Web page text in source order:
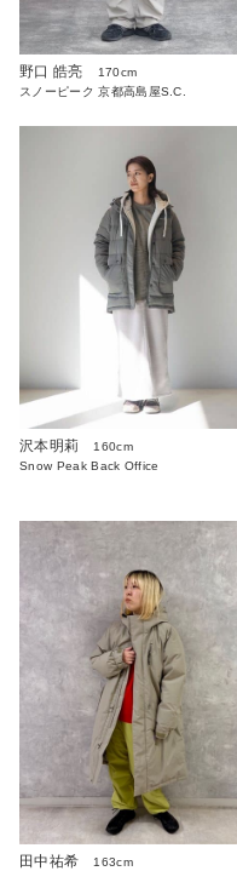
野口 皓亮
170cm
スノーピーク 京都高島屋S.C.
沢本明莉
160cm
Snow Peak Back Office
田中祐希
163cm